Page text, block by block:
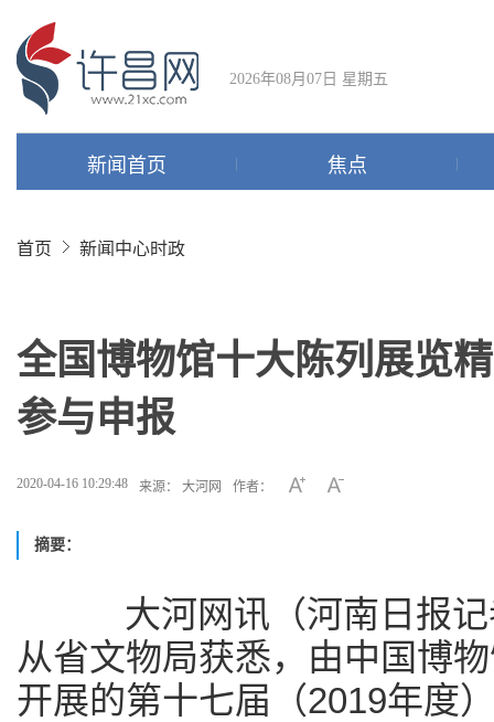
2026年08月07日 星期五
新闻首页 焦点
首页 新闻中心时政
全国博物馆十大陈列展览
参与申报
2020-04-16 10:29:48 来源： 大河网 作者：
摘要：
大河网讯（河南日报记
从省文物局获悉，由中国博
开展的第十七届（2019年度